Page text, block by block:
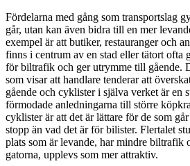
Fördelarna med gång som transportslag
går, utan kan även bidra till en mer
exempel är att butiker, restauranger och
finns i centrum av en stad eller tätort ofta
för biltrafik och ger utrymme till gående.
som visar att handlare tenderar att
gående och cyklister i själva verket är en
förmodade anledningarna till större
cyklister är att det är lättare för de som
stopp än vad det är för bilister. Flertalet
plats som är levande, har mindre biltrafik
gatorna, upplevs som mer attraktiv.